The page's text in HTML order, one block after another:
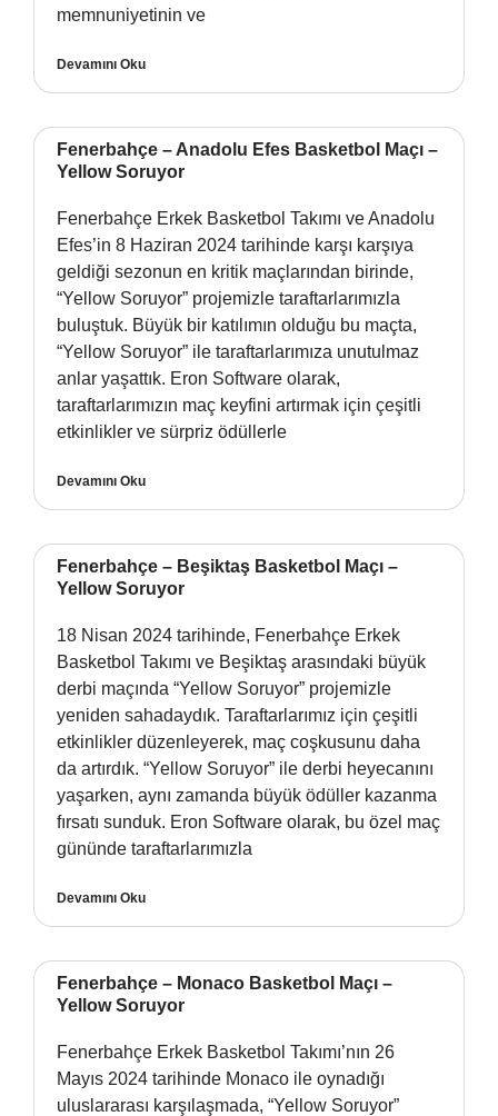
memnuniyetinin ve
Devamını Oku
Fenerbahçe – Anadolu Efes Basketbol Maçı –
Yellow Soruyor
Fenerbahçe Erkek Basketbol Takımı ve Anadolu
Efes’in 8 Haziran 2024 tarihinde karşı karşıya
geldiği sezonun en kritik maçlarından birinde,
“Yellow Soruyor” projemizle taraftarlarımızla
buluştuk. Büyük bir katılımın olduğu bu maçta,
“Yellow Soruyor” ile taraftarlarımıza unutulmaz
anlar yaşattık. Eron Software olarak,
taraftarlarımızın maç keyfini artırmak için çeşitli
etkinlikler ve sürpriz ödüllerle
Devamını Oku
Fenerbahçe – Beşiktaş Basketbol Maçı –
Yellow Soruyor
18 Nisan 2024 tarihinde, Fenerbahçe Erkek
Basketbol Takımı ve Beşiktaş arasındaki büyük
derbi maçında “Yellow Soruyor” projemizle
yeniden sahadaydık. Taraftarlarımız için çeşitli
etkinlikler düzenleyerek, maç coşkusunu daha
da artırdık. “Yellow Soruyor” ile derbi heyecanını
yaşarken, aynı zamanda büyük ödüller kazanma
fırsatı sunduk. Eron Software olarak, bu özel maç
gününde taraftarlarımızla
Devamını Oku
Fenerbahçe – Monaco Basketbol Maçı –
Yellow Soruyor
Fenerbahçe Erkek Basketbol Takımı’nın 26
Mayıs 2024 tarihinde Monaco ile oynadığı
uluslararası karşılaşmada, “Yellow Soruyor”